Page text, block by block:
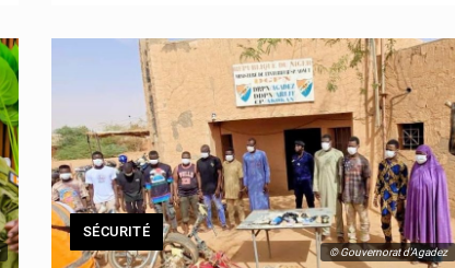
© Gouvernorat d'Agadez
SÉCURITÉ